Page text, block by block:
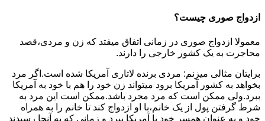
ازدواج صوری چیست؟
معمولا ازدواج صوری در زمانی اتفاق میفتد که زن و مردی،قصد
محاجرت به یک کشور خارجی را دارند.
برایتان مثالی میزنم: مردی برنده لاتاری آمریکا شده است.اگر مرد
بخواهد به کشور آمریکا برود میتواند زن خود را هم با خود به آمریکا
ببرد.ولی ممکن است که مرد مجرد باشد.ممکن است این مرد به
شرط گرفتن پول از یک خانم،با او ازدواج کند تا خانم را به همراه
خود و به عنوان همسر خود با آمریکا ببرد و زمانی که به آنجا رسیدند